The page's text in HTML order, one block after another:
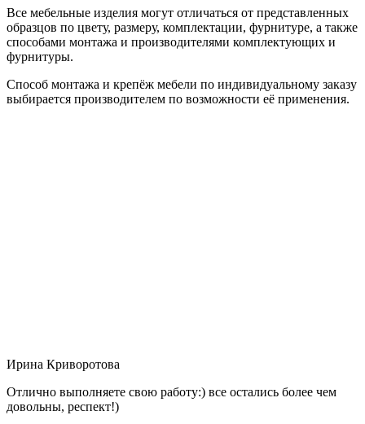
Все мебельные изделия могут отличаться от представленных
образцов по цвету, размеру, комплектации, фурнитуре, а также
способами монтажа и производителями комплектующих и
фурнитуры.
Способ монтажа и крепёж мебели по индивидуальному заказу
выбирается производителем по возможности её применения.
Ирина Криворотова
Отлично выполняете свою работу:) все остались более чем
довольны, респект!)